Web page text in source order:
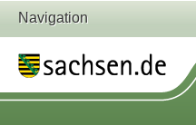
Navigation